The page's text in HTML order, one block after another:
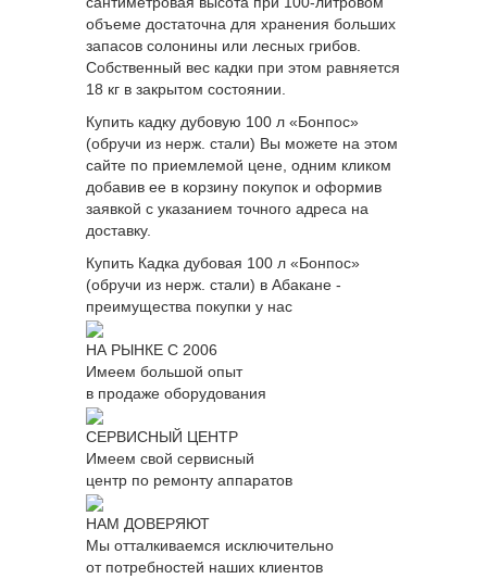
объеме достаточна для хранения больших
запасов солонины или лесных грибов.
Собственный вес кадки при этом равняется
18 кг в закрытом состоянии.
Купить кадку дубовую 100 л «Бонпос»
(обручи из нерж. стали) Вы можете на этом
сайте по приемлемой цене, одним кликом
добавив ее в корзину покупок и оформив
заявкой с указанием точного адреса на
доставку.
Купить Кадка дубовая 100 л «Бонпос»
(обручи из нерж. стали) в Абакане -
преимущества покупки у нас
НА РЫНКЕ С 2006
Имеем большой опыт
в продаже оборудования
СЕРВИСНЫЙ ЦЕНТР
Имеем свой сервисный
центр по ремонту аппаратов
НАМ ДОВЕРЯЮТ
Мы отталкиваемся исключительно
от потребностей наших клиентов